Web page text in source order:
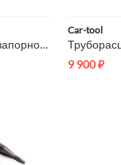
Набор для замены запорной крышки насоса Car-Tool CT-N1002
Car-tool
9 900₽